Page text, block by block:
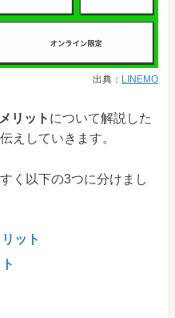
出典： LINEMO
リット について解説した
えしていきます。
く以下の3つに分けまし
ット